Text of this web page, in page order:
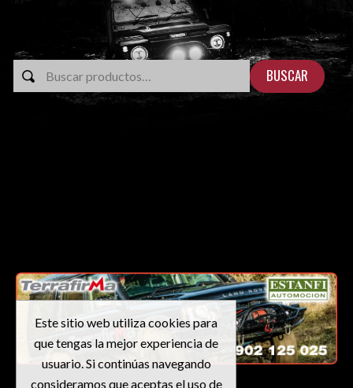
BUSCAR
Este sitio web utiliza cookies para
que tengas la mejor experiencia de
usuario. Si continúas navegando
consideramos que aceptas el uso de